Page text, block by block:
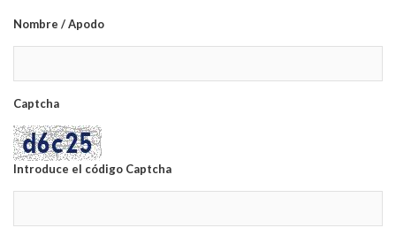
Nombre / Apodo
Captcha
Introduce el código Captcha